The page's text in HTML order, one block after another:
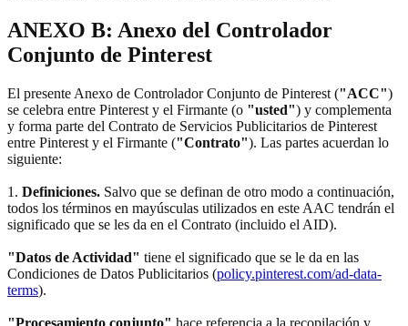
ANEXO B: Anexo del Controlador
Conjunto de Pinterest
El presente Anexo de Controlador Conjunto de Pinterest ("ACC")
se celebra entre Pinterest y el Firmante (o "usted") y complementa
y forma parte del Contrato de Servicios Publicitarios de Pinterest
entre Pinterest y el Firmante ("Contrato"). Las partes acuerdan lo
siguiente:
1. Definiciones. Salvo que se definan de otro modo a continuación,
todos los términos en mayúsculas utilizados en este AAC tendrán el
significado que se les da en el Contrato (incluido el AID).
"Datos de Actividad" tiene el significado que se le da en las
Condiciones de Datos Publicitarios (policy.pinterest.com/ad-data-
terms).
"Procesamiento conjunto" hace referencia a la recopilación y